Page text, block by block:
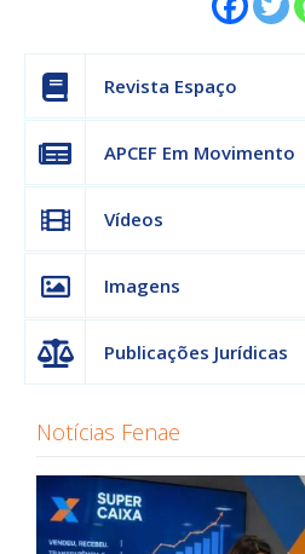
Revista Espaço
APCEF Em Movimento
Vídeos
Imagens
Publicações Jurídicas
Notícias Fenae